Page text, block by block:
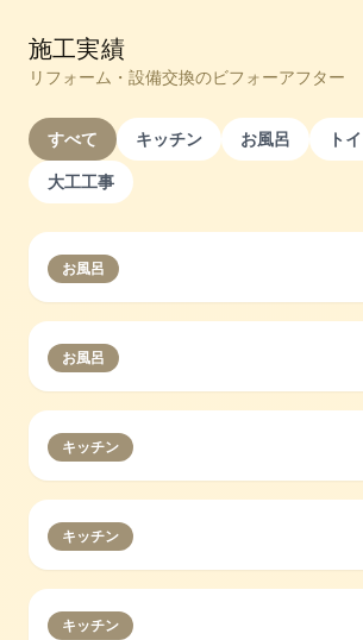
施工実績
リフォーム・設備交換のビフォーアフター
すべて キッチン お風呂 ト
大工工事
お風呂
お風呂
キッチン
キッチン
キッチン